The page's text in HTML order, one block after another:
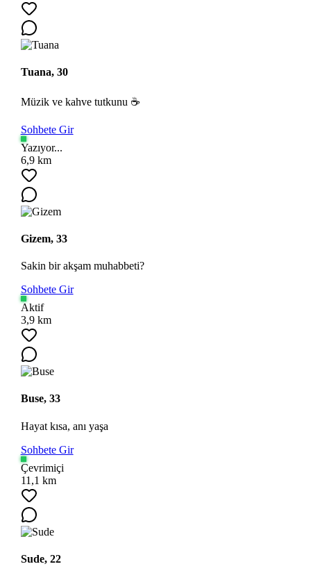
Tuana, 30
Müzik ve kahve tutkunu ☕
Sohbete Gir
Yazıyor...
6,9 km
Gizem, 33
Sakin bir akşam muhabbeti?
Sohbete Gir
Aktif
3,9 km
Buse, 33
Hayat kısa, anı yaşa
Sohbete Gir
Çevrimiçi
11,1 km
Sude, 22